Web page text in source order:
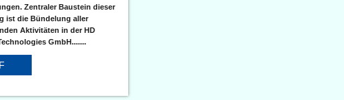
Zentraler Baustein dieser
ist die Bündelung aller
Aktivitäten in der HD
GmbH.......